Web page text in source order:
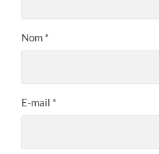
Nom *
E-mail *